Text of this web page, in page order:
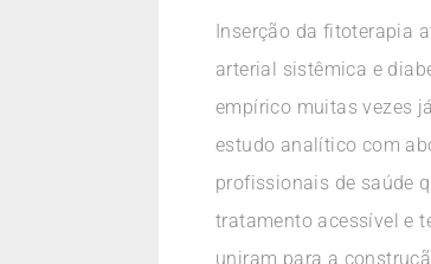
Inserção da fitoterapia
arterial sistêmica e
empírico muitas vezes
estudo analítico com
profissionais de saúde
tratamento acessível e
uniram para a